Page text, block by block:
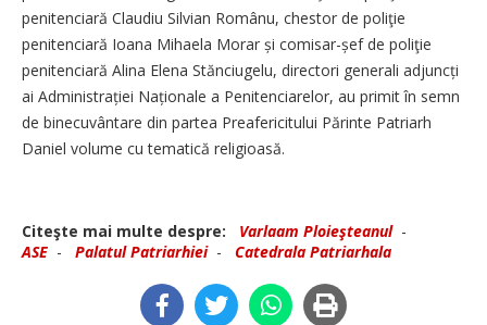
penitenciară Claudiu Silvian Românu, chestor de poliţie
penitenciară Ioana Mihaela Morar și comisar-șef de poliţie
penitenciară Alina Elena Stănciugelu, directori generali adjuncți
ai Administrației Naționale a Penitenciarelor, au primit în semn
de binecuvântare din partea Preafericitului Părinte Patriarh
Daniel volume cu tematică religioasă.
Citeşte mai multe despre: Varlaam Ploieşteanul-
ASE - Palatul Patriarhiei- Catedrala Patriarhala